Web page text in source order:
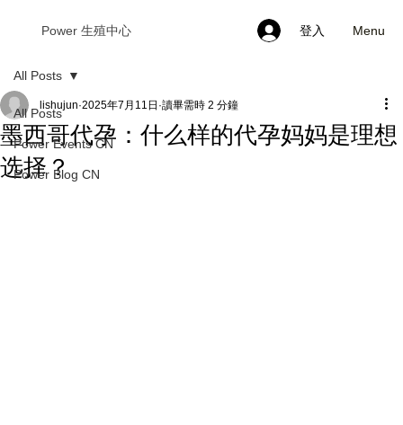
Power 生殖中心 登入 Menu
All Posts
Power Events CN
Power Blog CN
All Posts
墨西哥代孕：什么样的代孕妈妈是理想
选择？
lishujun 2025年7月11日 讀畢需時 2 分鐘